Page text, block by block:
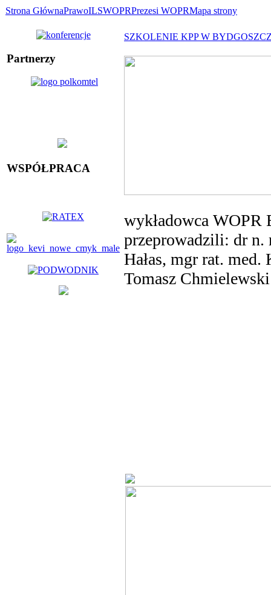
Strona GłównaPrawoILSWOPRPrezesi WOPRMapa strony
Partnerzy
WSPÓŁPRACA
SZKOLENIE KPP W
wykładowca WOPR
przeprowadzili: dr n.
Hałas, mgr rat.
Tomasz Chmielewski